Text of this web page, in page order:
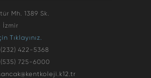
Mh. 1389 Sk.
İzmir
Tıklayınız.
422-5368
725-6000